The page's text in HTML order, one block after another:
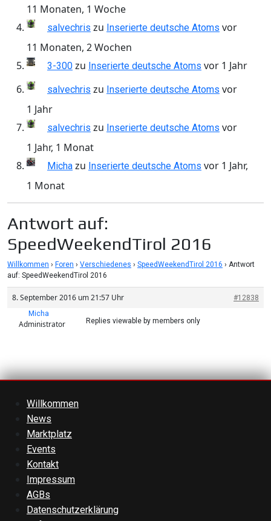
11 Monaten, 1 Woche
salvechris zu Inserierte deutsche Atoms vor
11 Monaten, 2 Wochen
3-300 zu Inserierte deutsche Atoms vor 1 Jahr
salvechris zu Inserierte deutsche Atoms vor
1 Jahr
salvechris zu Inserierte deutsche Atoms vor
1 Jahr, 1 Monat
Micha zu Inserierte deutsche Atoms vor 1 Jahr,
1 Monat
Antwort auf:
SpeedWeekendTirol 2016
Willkommen › Foren › Verschiedenes › SpeedWeekendTirol 2016 › Antwort
auf: SpeedWeekendTirol 2016
8. September 2016 um 21:57 Uhr
#12838
Micha
Administrator Replies viewable by members only
Willkommen
News
Marktplatz
Events
Kontakt
Impressum
AGBs
Datenschutzerklärung